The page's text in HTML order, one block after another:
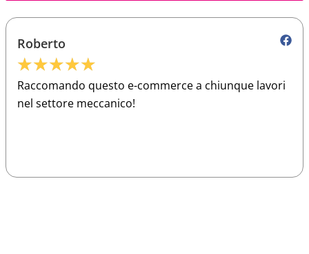
Roberto
★★★★★
Raccomando questo e-commerce a chiunque lavori
nel settore meccanico!